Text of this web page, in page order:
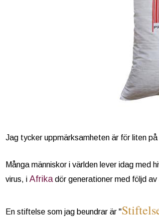
Jag tycker uppmärksamheten är för liten
Många människor i världen lever idag
virus, i Afrika dör generationer med följd
En stiftelse som jag beundrar är "